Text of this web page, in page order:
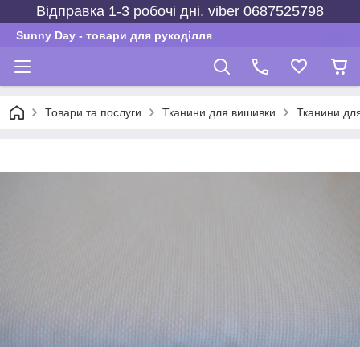
Відправка 1-3 робочі дні. viber 0687525798
Sunny Day - товари для рукоділля
Товари та послуги Тканини для вишивки Тканини